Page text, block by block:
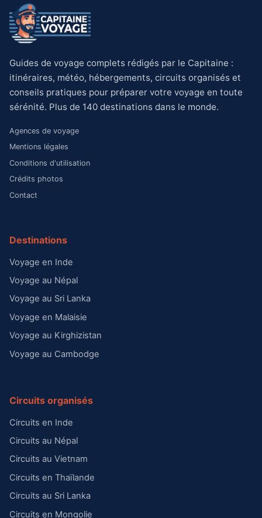
Guides de voyage complets rédigés par le Capitaine :
itinéraires, météo, hébergements, circuits organisés et
conseils pratiques pour préparer votre voyage en toute
sérénité. Plus de 140 destinations dans le monde.
Agences de voyage
Mentions légales
Conditions d'utilisation
Crédits photos
Contact
Destinations
Voyage en Inde
Voyage au Népal
Voyage au Sri Lanka
Voyage en Malaisie
Voyage au Kirghizistan
Voyage au Cambodge
Circuits organisés
Circuits en Inde
Circuits au Népal
Circuits au Vietnam
Circuits en Thaïlande
Circuits au Sri Lanka
Circuits en Mongolie